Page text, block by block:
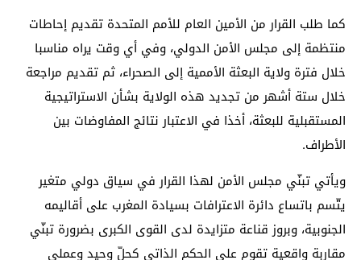
كما طلب القرار من الأمين العام للأمم المتحدة تقديم إحاطات
منتظمة إلى مجلس الأمن الدولي، وفي أي وقت يراه مناسبا
خلال فترة ولاية البعثة الأممية إلى الصحراء، ثم تقديم مراجعة
خلال ستة أشهر من تجديد هذه الولاية بشأن الاستراتيجية
المستقبلية للبعثة، أخذا في الاعتبار نتائج المفاوضات بين
الأطراف.
ويأتي تبنّي مجلس الأمن لهذا القرار في سياق دولي متغير
يتّسم باتساع دائرة الاعترافات بسيادة المغرب على أقاليمه
الجنوبية، وبروز قناعة متزايدة لدى القوى الكبرى بضرورة تبنّي
مقاربة واقعية تقوم على الحكم الذاتي كحلّ وحيد وعملي